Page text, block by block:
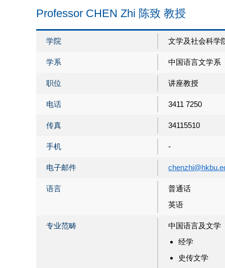
Professor CHEN Zhi 陈致 教授
学院 文学及社会科学
学系 中国语言文学系
职位 讲座教授
电话 3411 7250
传真 34115510
手机 -
电子邮件
语言
普通话
英语
专业范畴
中国语言及文学
经学
史传文学